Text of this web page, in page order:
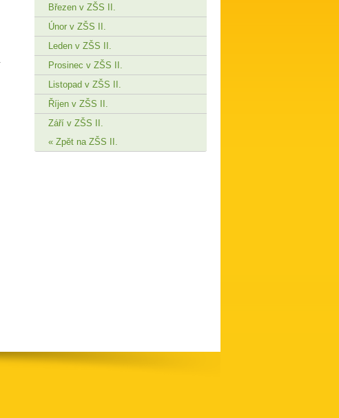
Březen v ZŠS II.
Únor v ZŠS II.
Leden v ZŠS II.
Prosinec v ZŠS II.
Listopad v ZŠS II.
Říjen v ZŠS II.
Září v ZŠS II.
Zpět na ZŠS II.